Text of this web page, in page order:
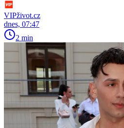
VIPživot.cz
dnes, 07:47
2 min